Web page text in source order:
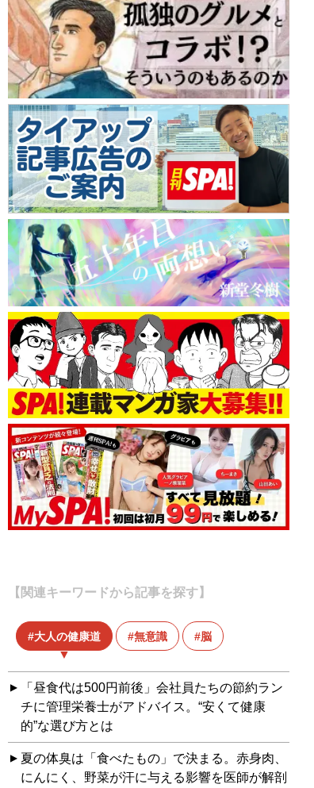
【関連キーワードから記事を探す】
大人の健康道 無意識 脳
「昼食代は500円前後」会社員たちの節約ラン
チに管理栄養士がアドバイス。“安くて健康
的”な選び方とは
夏の体臭は「食べたもの」で決まる。赤身肉、
にんにく、野菜が汗に与える影響を医師が解剖